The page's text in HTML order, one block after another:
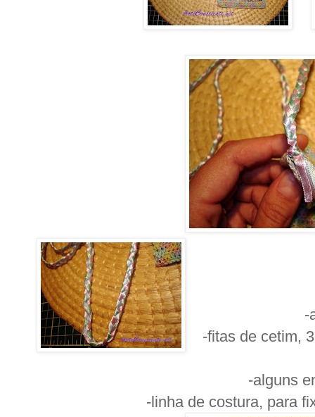
-
-fitas de cetim,
-alguns
-linha de costura, para